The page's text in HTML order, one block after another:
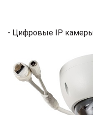
- Цифровые IP